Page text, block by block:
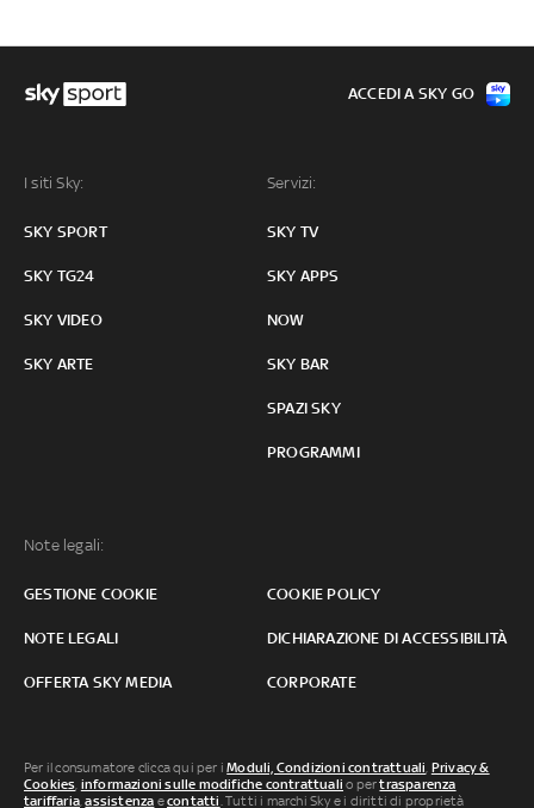
I siti Sky:
SKY SPORT
SKY TG24
SKY VIDEO
SKY ARTE
Servizi:
SKY TV
SKY APPS
NOW
SKY BAR
SPAZI SKY
PROGRAMMI
Note legali:
GESTIONE COOKIE COOKIE POLICY
NOTE LEGALI DICHIARAZIONE DI ACCESSIBILITÀ
OFFERTA SKY MEDIA CORPORATE
ACCEDI A SKY GO
Per il consumatore clicca qui per iModuli, Condizioni contrattuali, Privacy &
Cookies, informazioni sulle modifiche contrattuali o pertrasparenza
tariffaria,assistenza econtatti. Tutti i marchi Sky e i diritti di proprietà